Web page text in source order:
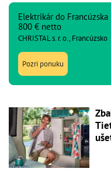
Elektrikár do
800 € netto
CHRISTAL s. r. o., Francúzsko
Pozri ponuku